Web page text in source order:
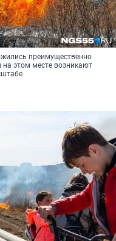
преимущественно
этом месте возникают